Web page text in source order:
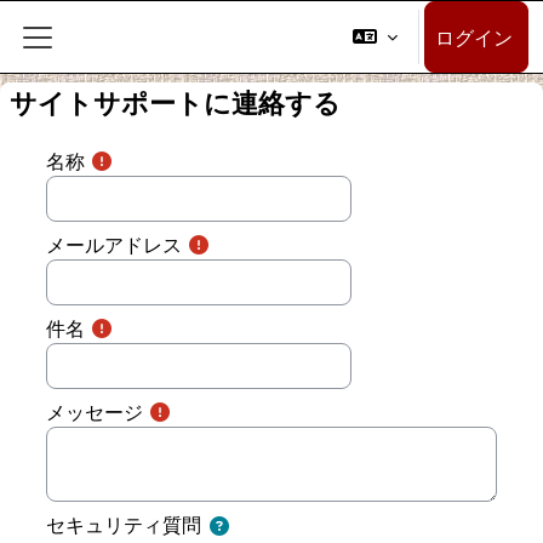
メインコンテンツへスキップする
サイドパネル
ログイン
サイトサポートに連絡する
名称
メールアドレス
件名
メッセージ
セキュリティ質問